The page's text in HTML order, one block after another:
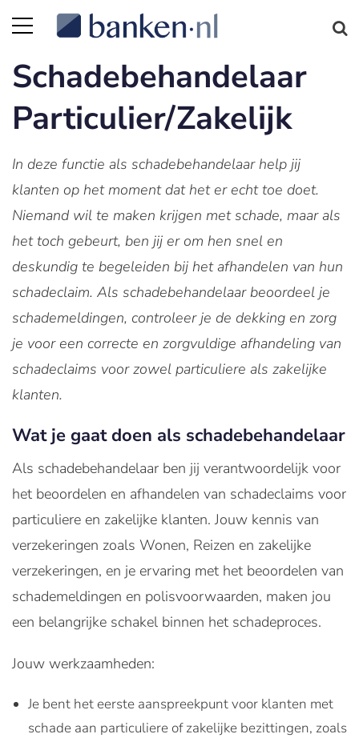
Schadebehandelaar
Particulier/Zakelijk
In deze functie als schadebehandelaar help jij
klanten op het moment dat het er echt toe doet.
Niemand wil te maken krijgen met schade, maar als
het toch gebeurt, ben jij er om hen snel en
deskundig te begeleiden bij het afhandelen van hun
schadeclaim. Als schadebehandelaar beoordeel je
schademeldingen, controleer je de dekking en zorg
je voor een correcte en zorgvuldige afhandeling van
schadeclaims voor zowel particuliere als zakelijke
klanten.
Wat je gaat doen als schadebehandelaar
Als schadebehandelaar ben jij verantwoordelijk voor
het beoordelen en afhandelen van schadeclaims voor
particuliere en zakelijke klanten. Jouw kennis van
verzekeringen zoals Wonen, Reizen en zakelijke
verzekeringen, en je ervaring met het beoordelen van
schademeldingen en polisvoorwaarden, maken jou
een belangrijke schakel binnen het schadeproces.
Jouw werkzaamheden:
Je bent het eerste aanspreekpunt voor klanten met
schade aan particuliere of zakelijke bezittingen, zoals